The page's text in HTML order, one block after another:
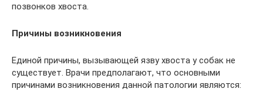
позвонков хвоста.
Причины возникновения
Единой причины, вызывающей язву хвоста у собак не
существует. Врачи предполагают, что основными
причинами возникновения данной патологии являются: